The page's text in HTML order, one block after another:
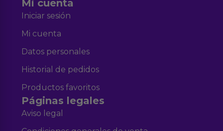
Mi cuenta
Iniciar sesión
Mi cuenta
Datos personales
Historial de pedidos
Productos favoritos
Páginas legales
Aviso legal